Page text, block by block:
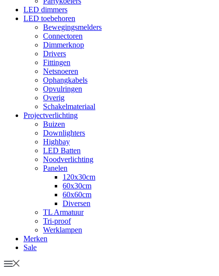
LED dimmers
LED toebehoren
Bewegingsmelders
Connectoren
Dimmerknop
Drivers
Fittingen
Netsnoeren
Ophangkabels
Opvulringen
Overig
Schakelmateriaal
Projectverlichting
Buizen
Downlighters
Highbay
LED Batten
Noodverlichting
Panelen
120x30cm
60x30cm
60x60cm
Diversen
TL Armatuur
Tri-proof
Werklampen
Merken
Sale